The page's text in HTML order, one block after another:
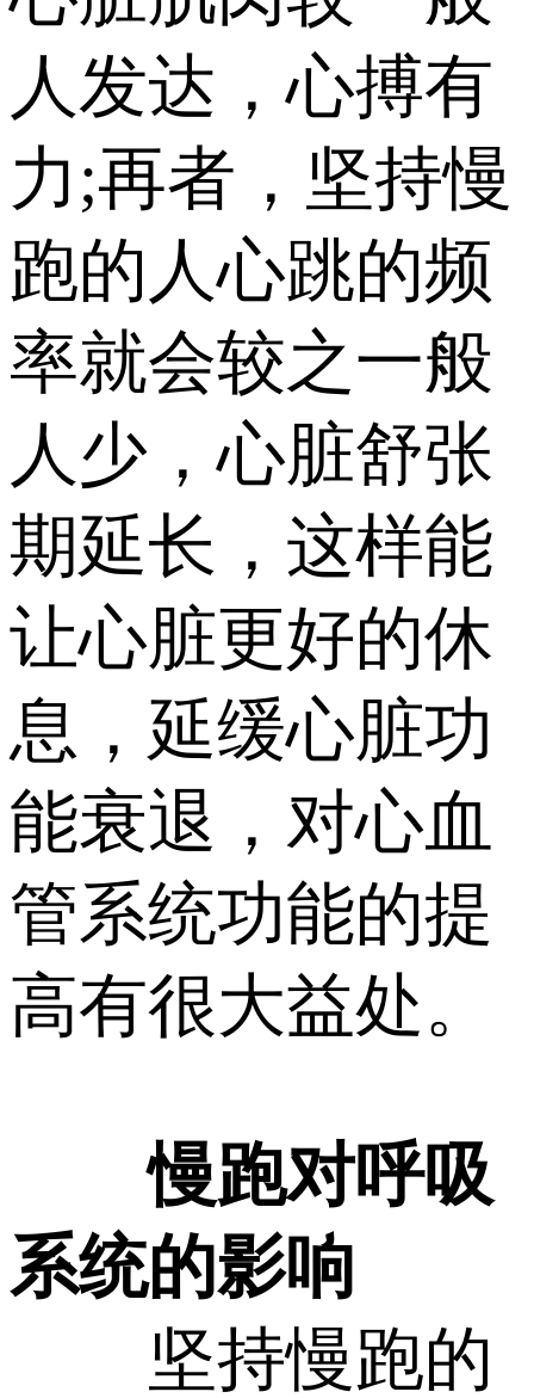
人发达，心搏有
力;再者，坚持慢
跑的人心跳的频
率就会较之一般
人少，心脏舒张
期延长，这样能
让心脏更好的休
息，延缓心脏功
能衰退，对心血
管系统功能的提
高有很大益处。
慢跑对呼吸
系统的影响
坚持慢跑的